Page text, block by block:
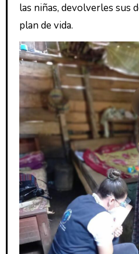
las niñas, devolverles sus
plan de vida.